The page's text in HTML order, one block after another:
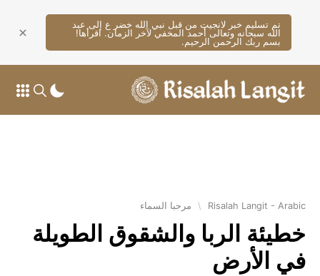
تم تسليم خبر لانجيت من قبل نبي الله خضر ع إلى عبد
الله سبحانه وتعالى أحمد المخفي لآخر الزمان. اقرأها!
بسم ربك الرحمن الرحيم.
Risalah Langit - Arabic
\ مرحبا السماء
خطيئة الربا والشقوق الطويلة
في الأرض